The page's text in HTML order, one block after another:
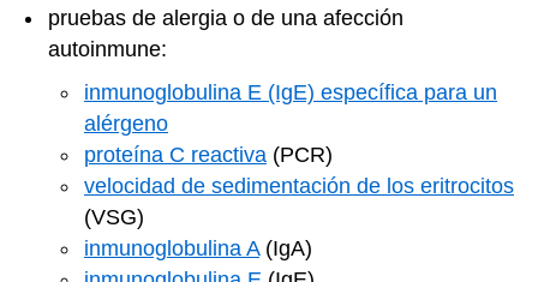
pruebas de alergia o de una afección
autoinmune:
inmunoglobulina E (IgE) específica para un
alérgeno
proteína C reactiva (PCR)
velocidad de sedimentación de los eritrocitos
(VSG)
inmunoglobulina A(IgA)